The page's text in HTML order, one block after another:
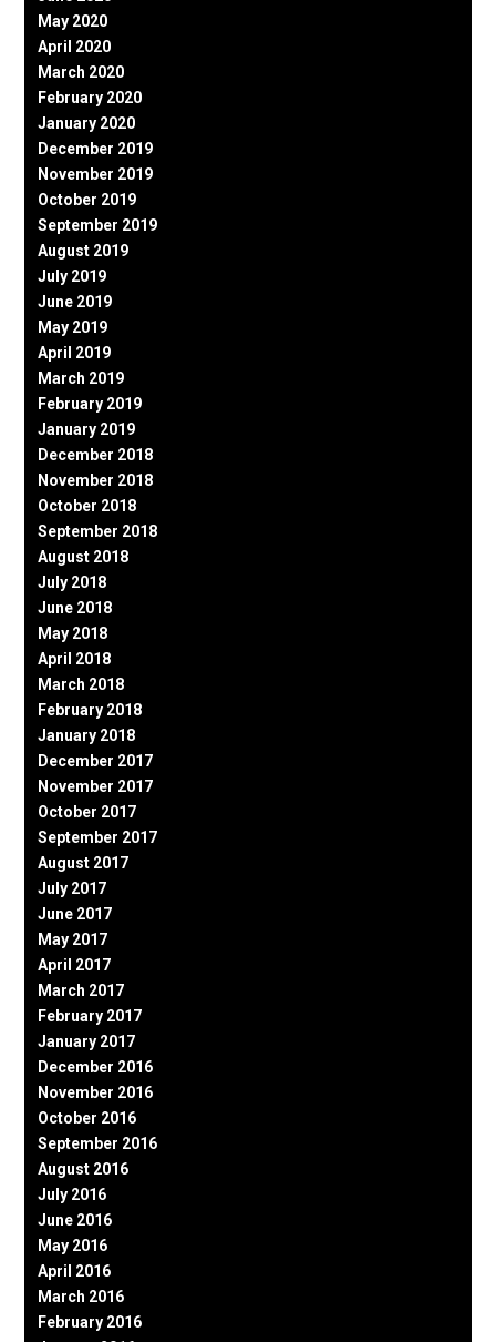
May 2020
April 2020
March 2020
February 2020
January 2020
December 2019
November 2019
October 2019
September 2019
August 2019
July 2019
June 2019
May 2019
April 2019
March 2019
February 2019
January 2019
December 2018
November 2018
October 2018
September 2018
August 2018
July 2018
June 2018
May 2018
April 2018
March 2018
February 2018
January 2018
December 2017
November 2017
October 2017
September 2017
August 2017
July 2017
June 2017
May 2017
April 2017
March 2017
February 2017
January 2017
December 2016
November 2016
October 2016
September 2016
August 2016
July 2016
June 2016
May 2016
April 2016
March 2016
February 2016